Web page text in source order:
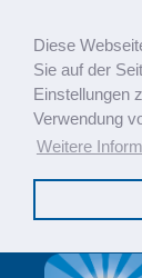
Diese
Sie auf der
Einstellungen
Verwendung
Weitere